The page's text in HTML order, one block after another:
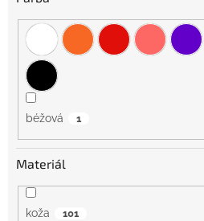
béžová 1
Materiál
koža 101